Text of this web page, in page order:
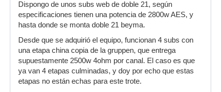
Dispongo de unos subs web de doble 21, según
especificaciones tienen una potencia de 2800w AES, y
hasta donde se monta doble 21 beyma.
Desde que se adquirió el equipo, funcionan 4 subs con
una etapa china copia de la gruppen, que entrega
supuestamente 2500w 4ohm por canal. El caso es que
ya van 4 etapas culminadas, y doy por echo que estas
etapas no están echas para este trote.